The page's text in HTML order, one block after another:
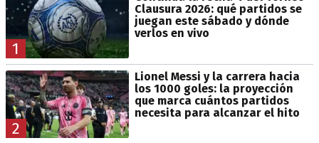
1
Clausura 2026: qué partidos se
juegan este sábado y dónde
verlos en vivo
2
Lionel Messi y la carrera hacia
los 1000 goles: la proyección
que marca cuántos partidos
necesita para alcanzar el hito